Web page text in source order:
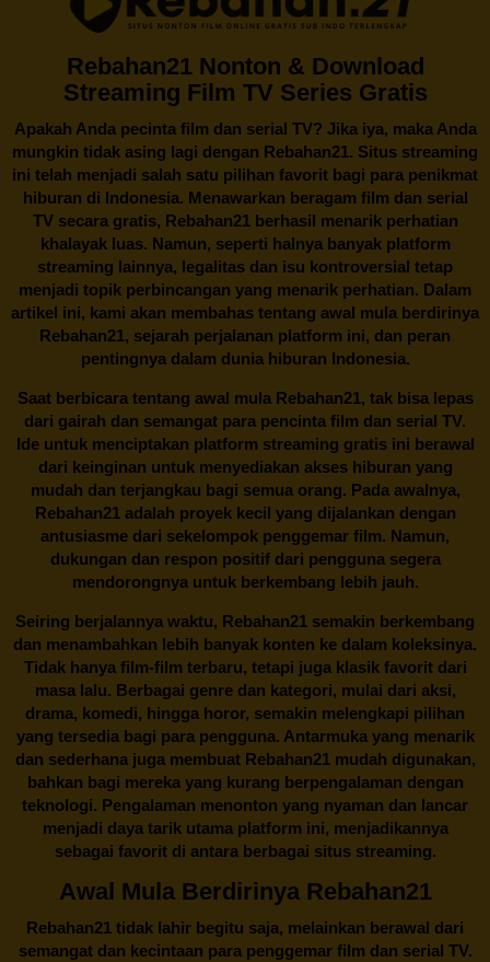
Rebahan21 Nonton & Download
Streaming Film TV Series Gratis
Apakah Anda pecinta film dan serial TV? Jika iya, maka Anda
mungkin tidak asing lagi dengan Rebahan21. Situs streaming
ini telah menjadi salah satu pilihan favorit bagi para penikmat
hiburan di Indonesia. Menawarkan beragam film dan serial
TV secara gratis, Rebahan21berhasil menarik perhatian
khalayak luas. Namun, seperti halnya banyak platform
streaming lainnya, legalitas dan isu kontroversial tetap
menjadi topik perbincangan yang menarik perhatian. Dalam
artikel ini, kami akan membahas tentang awal mula berdirinya
Rebahan21, sejarah perjalanan platform ini, dan peran
pentingnya dalam dunia hiburan Indonesia.
Saat berbicara tentang awal mula Rebahan21, tak bisa lepas
dari gairah dan semangat para pencinta film dan serial TV.
Ide untuk menciptakan platform streaming gratis ini berawal
dari keinginan untuk menyediakan akses hiburan yang
mudah dan terjangkau bagi semua orang. Pada awalnya,
Rebahan21 adalah proyek kecil yang dijalankan dengan
antusiasme dari sekelompok penggemar film. Namun,
dukungan dan respon positif dari pengguna segera
mendorongnya untuk berkembang lebih jauh.
Seiring berjalannya waktu, Rebahan21 semakin berkembang
dan menambahkan lebih banyak konten ke dalam koleksinya.
Tidak hanya film-film terbaru, tetapi juga klasik favorit dari
masa lalu. Berbagai genre dan kategori, mulai dari aksi,
drama, komedi, hingga horor, semakin melengkapi pilihan
yang tersedia bagi para pengguna. Antarmuka yang menarik
dan sederhana juga membuatRebahan21mudah digunakan,
bahkan bagi mereka yang kurang berpengalaman dengan
teknologi. Pengalaman menonton yang nyaman dan lancar
menjadi daya tarik utama platform ini, menjadikannya
sebagai favorit di antara berbagai situs streaming.
Awal Mula Berdirinya Rebahan21
Rebahan21 tidak lahir begitu saja, melainkan berawal dari
semangat dan kecintaan para penggemar film dan serial TV.